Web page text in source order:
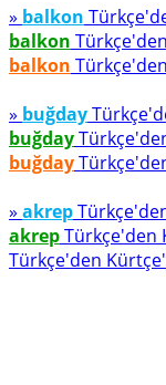
» balkon
balkon
balkon
» buğday
buğday
buğday
» akrep
akrepTürkçe'den
Türkçe'den